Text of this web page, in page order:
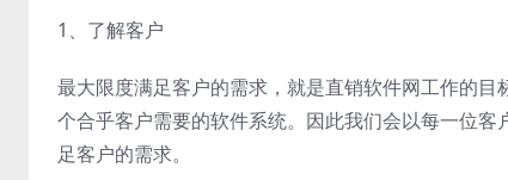
1、了解客户
最大限度满足客户的需求，就是直销软件网工作的
个合乎客户需要的软件系统。因此我们会以每一位
足客户的需求。